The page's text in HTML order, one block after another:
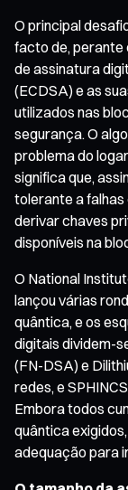
O principal
facto de, perante
de assinatura
(ECDSA) e as
utilizados nas
segurança. O
problema do
significa que,
tolerante a
derivar chaves
disponíveis na
O National
lançou várias
quântica, e os
digitais dividem-
(FN-DSA) e
redes, e
Embora todos
quântica
adequação para